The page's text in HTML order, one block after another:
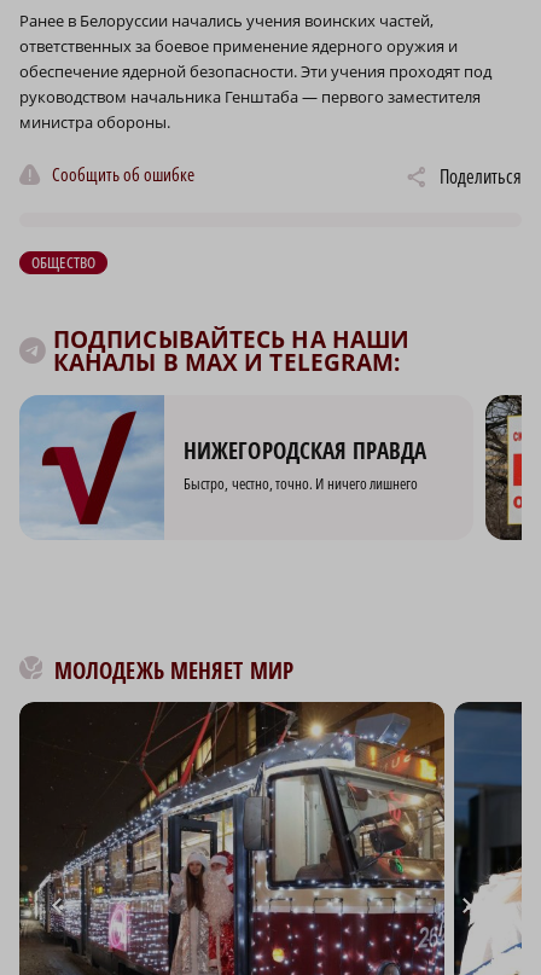
Ранее в Белоруссии начались учения воинских частей,
ответственных за боевое применение ядерного оружия и
обеспечение ядерной безопасности. Эти учения проходят под
руководством начальника Генштаба — первого заместителя
министра обороны.
Сообщить об ошибке Поделиться
ОБЩЕСТВО
ПОДПИСЫВАЙТЕСЬ НА НАШИ
КАНАЛЫ В MAX И TELEGRAM:
НИЖЕГОРОДСКАЯ ПРАВДА
Быстро, честно, точно. И ничего лишнего
МОЛОДЕЖЬ МЕНЯЕТ МИР